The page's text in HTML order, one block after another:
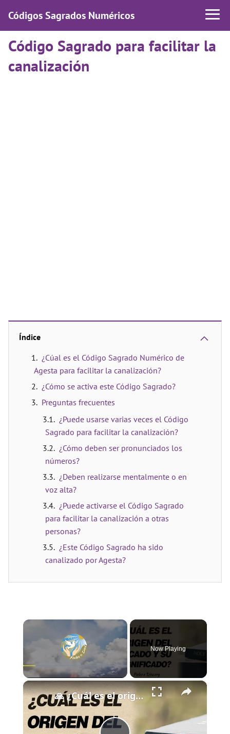
Códigos Sagrados Numéricos
Código Sagrado para facilitar la
canalización
Índice
¿Cúal es el Código Sagrado Numérico de
Agesta para facilitar la canalización?
¿Cómo se activa este Código Sagrado?
Preguntas frecuentes
¿Puede usarse varias veces el Código
Sagrado para facilitar la canalización?
¿Cómo deben ser pronunciados los
números?
¿Deben realizarse mentalmente o en
voz alta?
¿Puede activarse el Código Sagrado
para facilitar la canalización a otras
personas?
¿Este Código Sagrado ha sido
canalizado por Agesta?
×
Play Unmute Fullscreen
Now Playing
×
🙏 ¿Cuál es el origen del pecado y cuál es su significado? 🙏